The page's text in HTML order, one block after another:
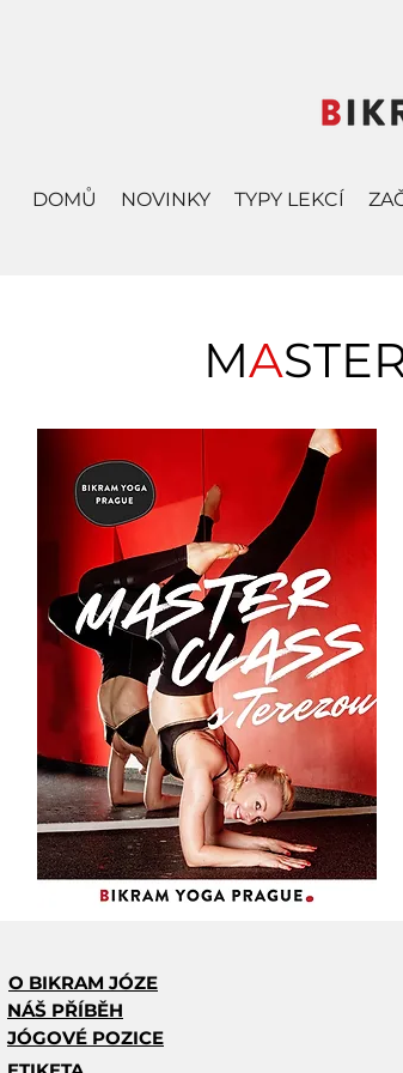
DOMŮ NOVINKY TYPY LEKCÍ
MA
O BIKRAM JÓZE
NÁŠ PŘÍBĚH
JÓGOVÉ POZICE